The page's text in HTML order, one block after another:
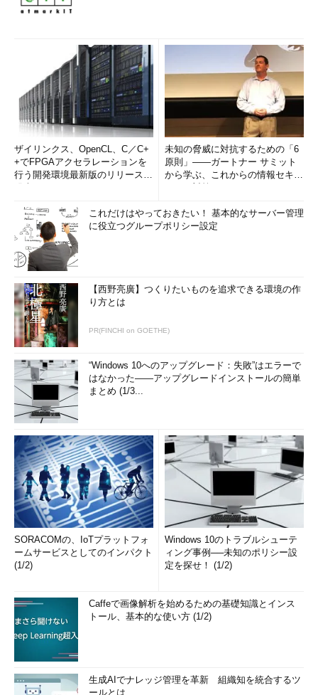
ザイリンクス、OpenCL、C／C+
+でFPGAアクセラレーションを
行う開発環境最新版のリリースを
未知の脅威に対抗するための「6
原則」――ガートナー サミット
から学ぶ、これからの情報セキュ
これだけはやっておきたい！ 基本的なサーバー管理
に役立つグループポリシー設定
【西野亮廣】つくりたいものを追求できる環境の作
り方とは
PR(FINCHI on GOETHE)
“Windows 10へのアップグレード：失敗”はエラーで
はなかった――アップグレードインストールの簡単
まとめ (1/3...
SORACOMの、IoTプラットフォ
ームサービスとしてのインパクト
(1/2)
Windows 10のトラブルシューテ
ィング事例──未知のポリシー設
定を探せ！ (1/2)
Caffeで画像解析を始めるための基礎知識とインス
トール、基本的な使い方 (1/2)
生成AIでナレッジ管理を革新 組織知を統合するツ
ールとは